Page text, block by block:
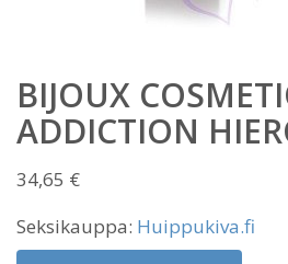
BIJOUX
ADDICTION
34,65 €
Seksikauppa: Huippukiva.fi